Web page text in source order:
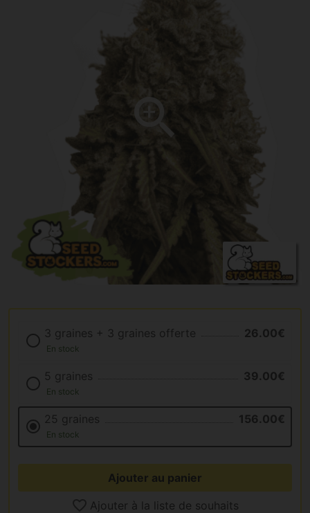
3 graines + 3 graines offerte 26.00€
En stock
5 graines 39.00€
En stock
25 graines 156.00€
En stock
Ajouter au panier
Ajouter à la liste de souhaits